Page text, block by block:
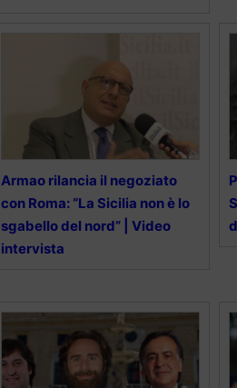
Armao rilancia il negoziato
con Roma: “La Sicilia non è lo
sgabello del nord” | Video
intervista